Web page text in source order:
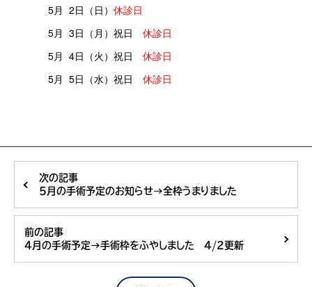
5月 2日（日） 休診日
5月 3日（月）祝日 休診日
5月 4日（火）祝日 休診日
5月 5日（水）祝日 休診日
次の記事
5月の手術予定のお知らせ→全枠うまりました
前の記事
4月の手術予定→手術枠をふやしました 4/2更新